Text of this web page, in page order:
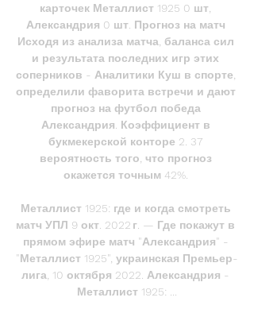
карточек Металлист 1925 0 шт,
Александрия 0 шт. Прогноз на матч
Исходя из анализа матча, баланса сил
и результата последних игр этих
соперников - Аналитики Куш в спорте,
определили фаворита встречи и дают
прогноз на футбол победа
Александрия. Коэффициент в
букмекерской конторе 2. 37
вероятность того, что прогноз
окажется точным 42%.
Металлист 1925: где и когда смотреть
матч УПЛ 9 окт. 2022 г. — Где покажут в
прямом эфире матч "Александрия" -
"Металлист 1925", украинская Премьер-
лига, 10 октября 2022. Александрия -
Металлист 1925: ...